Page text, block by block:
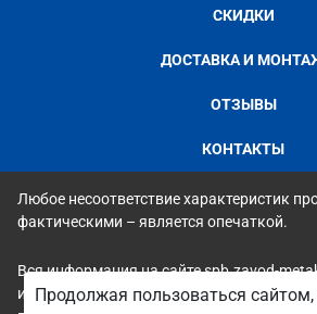
СКИДКИ
ДОСТАВКА И
ОТЗЫВЫ
КОНТАКТЫ
Любое несоответствие характеристик
фактическими – является опечаткой.
Вся информация на сайте spb.zavod-
исключительно ознакомительный и
Продолжая пользоваться